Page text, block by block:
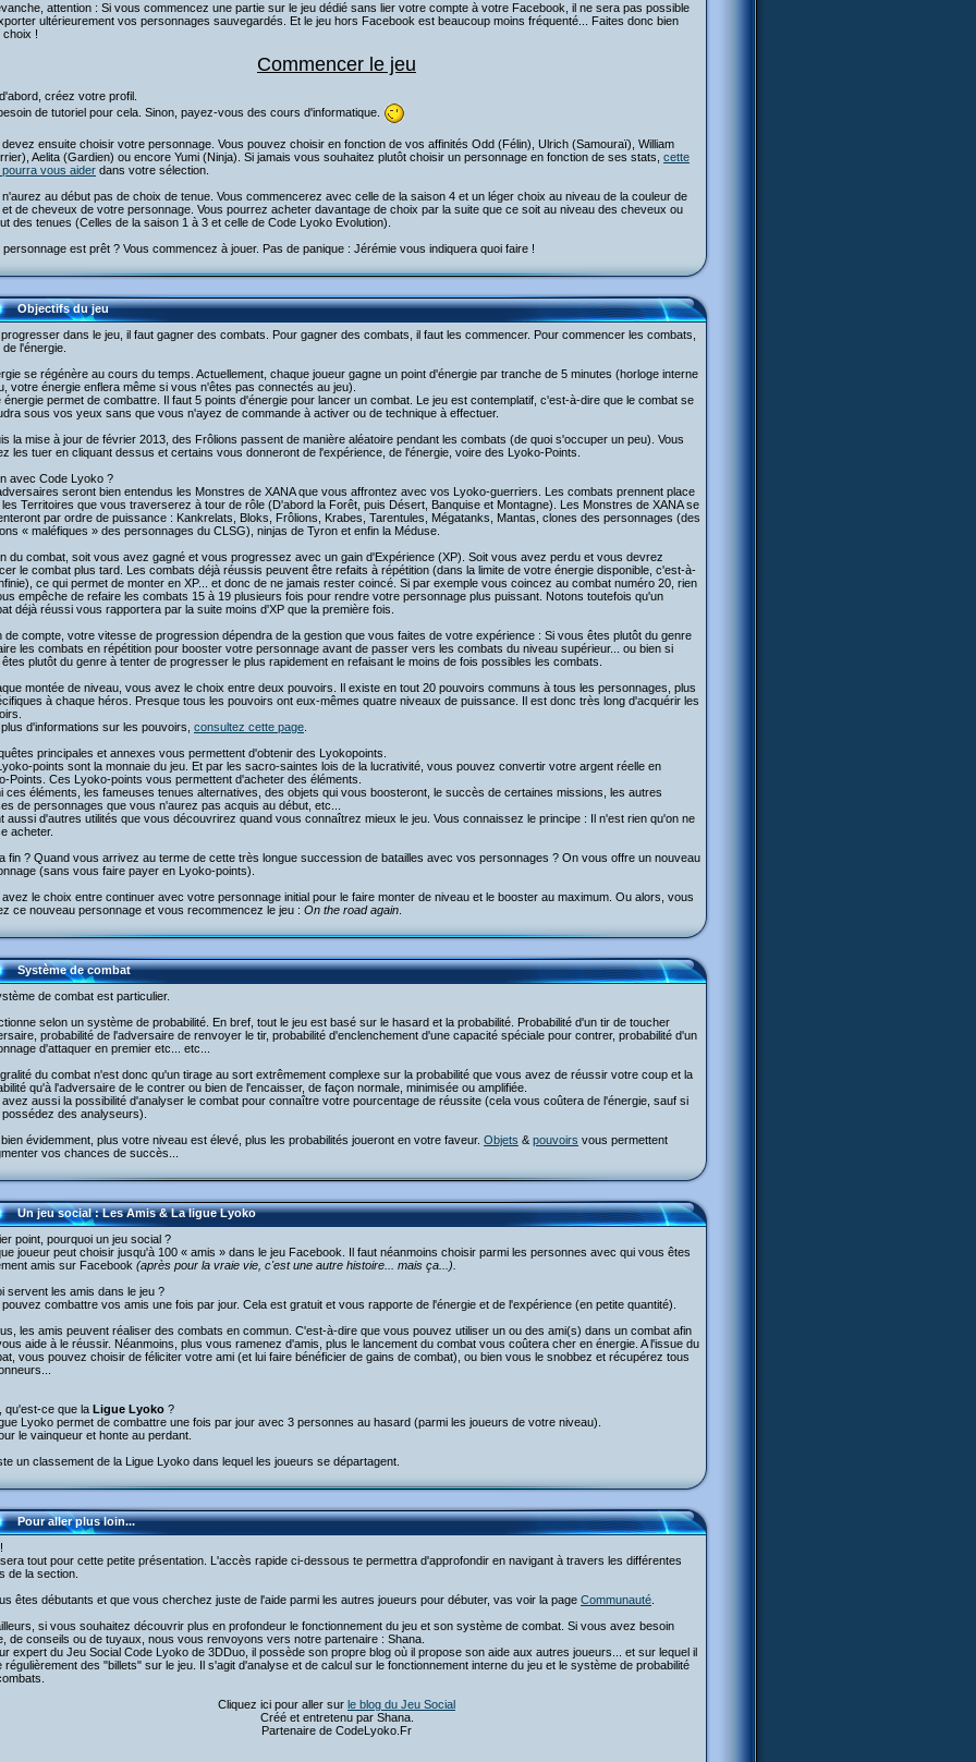
attention : Si vous commencez une partie sur le jeu dédié sans lier votre compte à votre Facebook, il ne sera pas possible
ultérieurement vos personnages sauvegardés. Et le jeu hors Facebook est beaucoup moins fréquenté... Faites donc bien
choix !
Commencer le jeu
créez votre profil.
de tutoriel pour cela. Sinon, payez-vous des cours d'informatique.
devez ensuite choisir votre personnage. Vous pouvez choisir en fonction de vos affinités Odd (Félin), Ulrich (Samouraï), William
Aelita (Gardien) ou encore Yumi (Ninja). Si jamais vous souhaitez plutôt choisir un personnage en fonction de ses stats, cette
pourra vous aider dans votre sélection.
n'aurez au début pas de choix de tenue. Vous commencerez avec celle de la saison 4 et un léger choix au niveau de la couleur de
et de cheveux de votre personnage. Vous pourrez acheter davantage de choix par la suite que ce soit au niveau des cheveux ou
des tenues (Celles de la saison 1 à 3 et celle de Code Lyoko Evolution).
personnage est prêt ? Vous commencez à jouer. Pas de panique : Jérémie vous indiquera quoi faire !
Objectifs du jeu
dans le jeu, il faut gagner des combats. Pour gagner des combats, il faut les commencer. Pour commencer les combats,
de l'énergie.
se régénère au cours du temps. Actuellement, chaque joueur gagne un point d'énergie par tranche de 5 minutes (horloge interne
votre énergie enflera même si vous n'êtes pas connectés au jeu).
énergie permet de combattre. Il faut 5 points d'énergie pour lancer un combat. Le jeu est contemplatif, c'est-à-dire que le combat se
sous vos yeux sans que vous n'ayez de commande à activer ou de technique à effectuer.
la mise à jour de février 2013, des Frôlions passent de manière aléatoire pendant les combats (de quoi s'occuper un peu). Vous
les tuer en cliquant dessus et certains vous donneront de l'expérience, de l'énergie, voire des Lyoko-Points.
avec Code Lyoko ?
seront bien entendus les Monstres de XANA que vous affrontez avec vos Lyoko-guerriers. Les combats prennent place
Territoires que vous traverserez à tour de rôle (D'abord la Forêt, puis Désert, Banquise et Montagne). Les Monstres de XANA se
par ordre de puissance : Kankrelats, Bloks, Frôlions, Krabes, Tarentules, Mégatanks, Mantas, clones des personnages (des
« maléfiques » des personnages du CLSG), ninjas de Tyron et enfin la Méduse.
du combat, soit vous avez gagné et vous progressez avec un gain d'Expérience (XP). Soit vous avez perdu et vous devrez
le combat plus tard. Les combats déjà réussis peuvent être refaits à répétition (dans la limite de votre énergie disponible, c'est-à-
ce qui permet de monter en XP... et donc de ne jamais rester coincé. Si par exemple vous coincez au combat numéro 20, rien
empêche de refaire les combats 15 à 19 plusieurs fois pour rendre votre personnage plus puissant. Notons toutefois qu'un
déjà réussi vous rapportera par la suite moins d'XP que la première fois.
de compte, votre vitesse de progression dépendra de la gestion que vous faites de votre expérience : Si vous êtes plutôt du genre
les combats en répétition pour booster votre personnage avant de passer vers les combats du niveau supérieur... ou bien si
plutôt du genre à tenter de progresser le plus rapidement en refaisant le moins de fois possibles les combats.
montée de niveau, vous avez le choix entre deux pouvoirs. Il existe en tout 20 pouvoirs communs à tous les personnages, plus
à chaque héros. Presque tous les pouvoirs ont eux-mêmes quatre niveaux de puissance. Il est donc très long d'acquérir les
d'informations sur les pouvoirs, consultez cette page
principales et annexes vous permettent d'obtenir des Lyokopoints.
points sont la monnaie du jeu. Et par les sacro-saintes lois de la lucrativité, vous pouvez convertir votre argent réelle en
Points. Ces Lyoko-points vous permettent d'acheter des éléments.
ces éléments, les fameuses tenues alternatives, des objets qui vous boosteront, le succès de certaines missions, les autres
de personnages que vous n'aurez pas acquis au début, etc...
aussi d'autres utilités que vous découvrirez quand vous connaîtrez mieux le jeu. Vous connaissez le principe : Il n'est rien qu'on ne
acheter.
fin ? Quand vous arrivez au terme de cette très longue succession de batailles avec vos personnages ? On vous offre un nouveau
(sans vous faire payer en Lyoko-points).
avez le choix entre continuer avec votre personnage initial pour le faire monter de niveau et le booster au maximum. Ou alors, vous
ce nouveau personnage et vous recommencez le jeu : On the road again
Système de combat
de combat est particulier.
selon un système de probabilité. En bref, tout le jeu est basé sur le hasard et la probabilité. Probabilité d'un tir de toucher
probabilité de l'adversaire de renvoyer le tir, probabilité d'enclenchement d'une capacité spéciale pour contrer, probabilité d'un
d'attaquer en premier etc... etc...
du combat n'est donc qu'un tirage au sort extrêmement complexe sur la probabilité que vous avez de réussir votre coup et la
qu'à l'adversaire de le contrer ou bien de l'encaisser, de façon normale, minimisée ou amplifiée.
avez aussi la possibilité d'analyser le combat pour connaître votre pourcentage de réussite (cela vous coûtera de l'énergie, sauf si
des analyseurs).
évidemment, plus votre niveau est élevé, plus les probabilités joueront en votre faveur. Objets & pouvoirs vous permettent
vos chances de succès...
Un jeu social : Les Amis & La ligue Lyoko
point, pourquoi un jeu social ?
joueur peut choisir jusqu'à 100 « amis » dans le jeu Facebook. Il faut néanmoins choisir parmi les personnes avec qui vous êtes
amis sur Facebook (après pour la vraie vie, c'est une autre histoire... mais ça...).
servent les amis dans le jeu ?
pouvez combattre vos amis une fois par jour. Cela est gratuit et vous rapporte de l'énergie et de l'expérience (en petite quantité).
les amis peuvent réaliser des combats en commun. C'est-à-dire que vous pouvez utiliser un ou des ami(s) dans un combat afin
aide à le réussir. Néanmoins, plus vous ramenez d'amis, plus le lancement du combat vous coûtera cher en énergie. A l'issue du
vous pouvez choisir de féliciter votre ami (et lui faire bénéficier de gains de combat), ou bien vous le snobbez et récupérez tous
qu'est-ce que la Ligue Lyoko ?
Lyoko permet de combattre une fois par jour avec 3 personnes au hasard (parmi les joueurs de votre niveau).
le vainqueur et honte au perdant.
un classement de la Ligue Lyoko dans lequel les joueurs se départagent.
Pour aller plus loin...
tout pour cette petite présentation. L'accès rapide ci-dessous te permettra d'approfondir en navigant à travers les différentes
de la section.
êtes débutants et que vous cherchez juste de l'aide parmi les autres joueurs pour débuter, vas voir la page Communauté
si vous souhaitez découvrir plus en profondeur le fonctionnement du jeu et son système de combat. Si vous avez besoin
de conseils ou de tuyaux, nous vous renvoyons vers notre partenaire : Shana.
expert du Jeu Social Code Lyoko de 3DDuo, il possède son propre blog où il propose son aide aux autres joueurs... et sur lequel il
régulièrement des "billets" sur le jeu. Il s'agit d'analyse et de calcul sur le fonctionnement interne du jeu et le système de probabilité
Cliquez ici pour aller sur le blog du Jeu Social
Créé et entretenu par Shana.
Partenaire de CodeLyoko.Fr